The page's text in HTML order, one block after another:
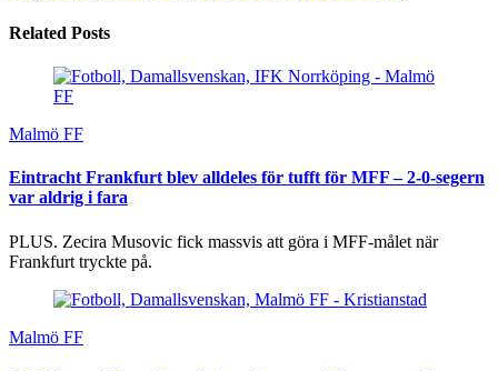
Related Posts
Malmö FF
Eintracht Frankfurt blev alldeles för tufft för MFF – 2-0-segern
var aldrig i fara
PLUS. Zecira Musovic fick massvis att göra i MFF-målet när
Frankfurt tryckte på.
Malmö FF